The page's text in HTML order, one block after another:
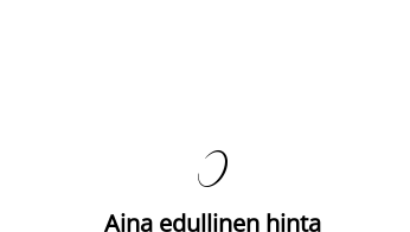

Aina edullinen hinta